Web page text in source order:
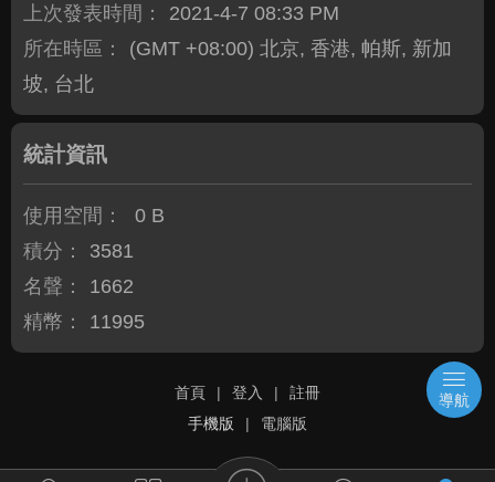
上次發表時間：
2021-4-7 08:33 PM
所在時區：
(GMT +08:00) 北京, 香港, 帕斯, 新加
坡, 台北
統計資訊
使用空間：
0 B
積分：
3581
名聲：
1662
精幣：
11995
首頁 | 登入 |
註冊
手機版
| 電腦版
導航